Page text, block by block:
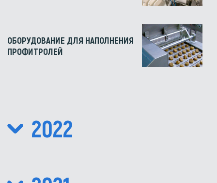
ОБОРУДОВАНИЕ ДЛЯ НАПОЛНЕНИЯ
ПРОФИТРОЛЕЙ
2022